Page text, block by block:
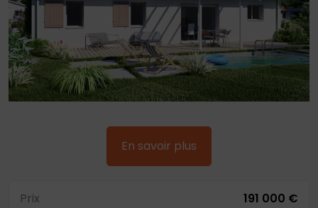
En savoir plus
Prix
191 000 €